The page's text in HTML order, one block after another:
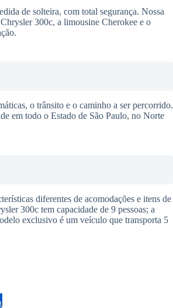
de solteira, com total segurança. Nossa
300c, a limousine Cherokee e o
o trânsito e o caminho a ser percorrido.
em todo o Estado de São Paulo, no Norte
diferentes de acomodações e itens de
300c tem capacidade de 9 pessoas; a
exclusivo é um veículo que transporta 5